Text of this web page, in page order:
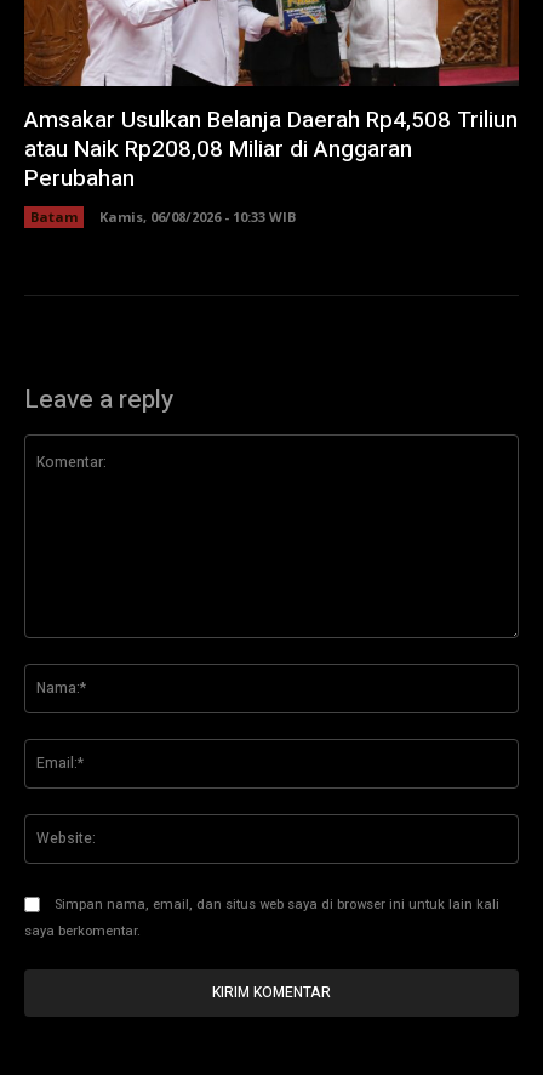
Amsakar Usulkan Belanja Daerah Rp4,508 Triliun
atau Naik Rp208,08 Miliar di Anggaran
Perubahan
Batam Kamis, 06/08/2026 - 10:33 WIB
Leave a reply
Simpan nama, email, dan situs web saya di browser ini untuk lain kali
saya berkomentar.